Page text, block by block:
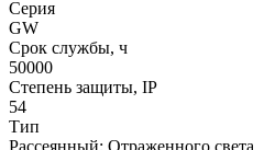
Серия
GW
Срок службы, ч
50000
Степень защиты, IP
54
Тип
Рассеянный; Отраженного света